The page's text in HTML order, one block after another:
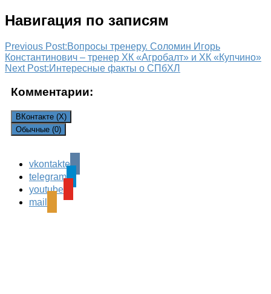
Навигация по записям
Previous Post:Вопросы тренеру. Соломин Игорь
Константинович – тренер ХК «Агробалт» и ХК «Купчино»
Next Post:Интересные факты о СПбХЛ
Комментарии:
ВКонтакте (X)
Обычные (0)
Leave a Reply
Ваш адрес email не будет опубликован.
поля помечены
vkontakte
telegram
youtube
mail